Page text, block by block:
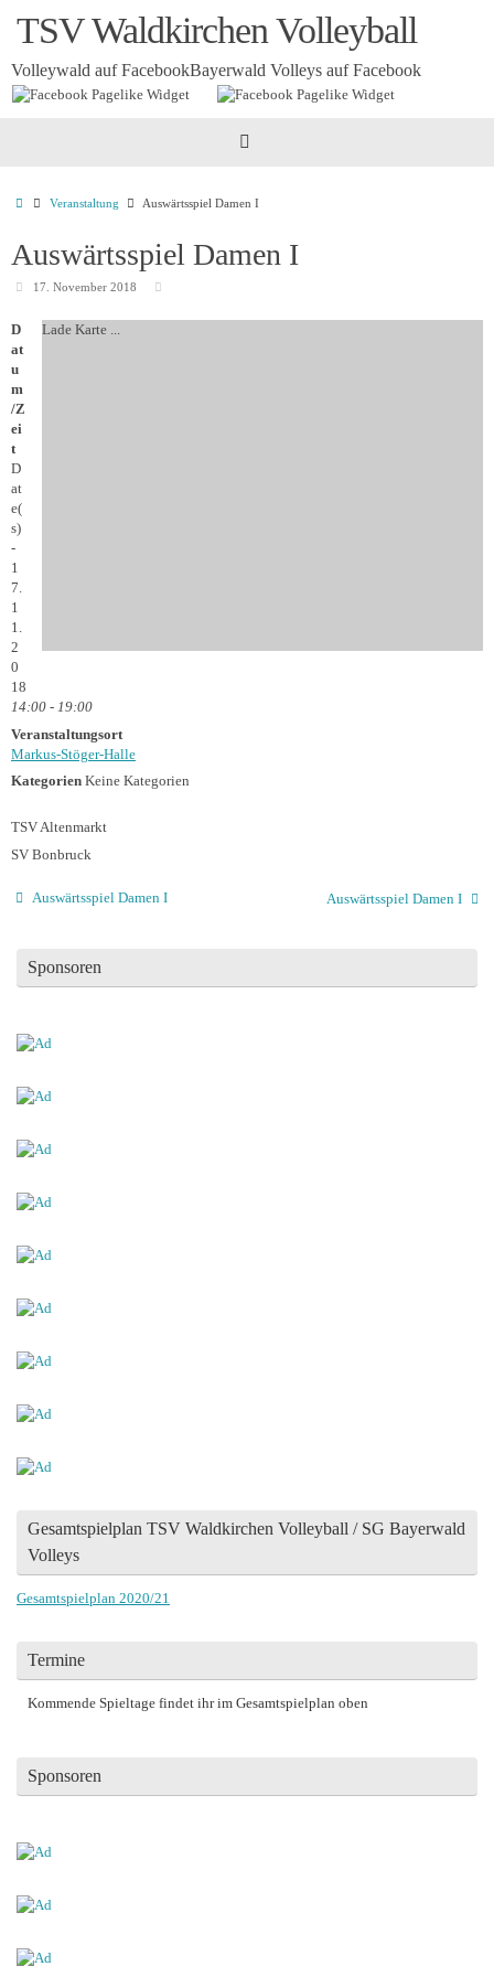
InhaltTSV Waldkirchen Volleyball
Volleywald auf FacebookBayerwald Volleys auf Facebook
Startseite
Veranstaltung Auswärtsspiel Damen I
Auswärtsspiel Damen I
17. November 2018
Lade Karte ...
D
at
u
m
/Z
ei
t
D
at
e(
s)
-
1
7.
1
1.
2
0
18
14:00 - 19:00
Veranstaltungsort
Markus-Stöger-Halle
Kategorien Keine Kategorien
TSV Altenmarkt
SV Bonbruck
Auswärtsspiel Damen I Auswärtsspiel Damen I
Sponsoren
Gesamtspielplan TSV Waldkirchen Volleyball / SG Bayerwald
Volleys
Gesamtspielplan 2020/21
Termine
Kommende Spieltage findet ihr im Gesamtspielplan oben
Sponsoren